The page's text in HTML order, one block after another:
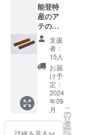
能登特
産のア
テの木
（ヒ
バ、ア
スナロ
の種類
です）
に、木
目を活
かして
拭漆を
施した
カトラ
支援
者：
15人
お届
け予
定：
2024
年09
月
こ
の
リ
タ
ー